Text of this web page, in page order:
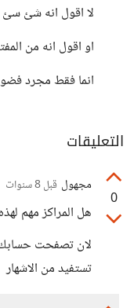
لا اقول انه شئ سئ
او اقول انه من
انما فقط مجرد
التعليقات
0
مجهول قبل 8 سنوات
هل المراكز مهم
لان تصفحت حسابك
تستفيد من الاشهار